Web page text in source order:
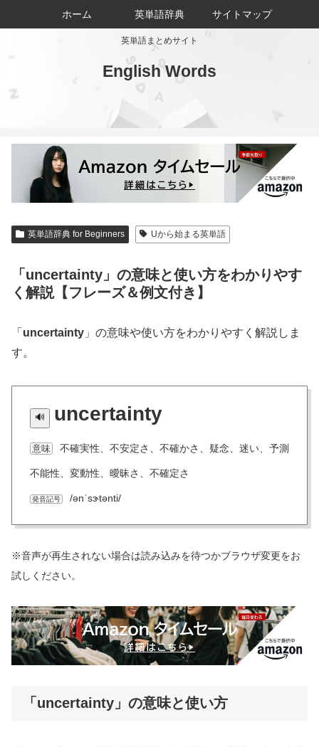
英単語まとめサイト
English Words
ホーム 英単語辞典 サイトマップ
英単語辞典 for Beginners Uから始まる英単語
「uncertainty」の意味と使い方をわかりやす
く解説【フレーズ＆例文付き】
「 uncertainty 」の意味や使い方をわかりやすく解説しま
す。
uncertainty
意味 不確実性、不安定さ、不確かさ、疑念、迷い、予測
不能性、変動性、曖昧さ、不確定さ
発音記号 /ənˈsɝtənti/
※音声が再生されない場合は読み込みを待つかブラウザ変更をお
試しください。
「uncertainty」の意味と使い方